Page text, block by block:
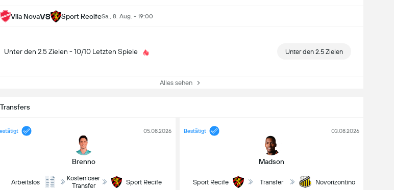
Vila NovaVS Sport RecifeSa., 8. Aug. - 19:00
Unter den 2.5 Zielen - 10/10 Letzten Spiele Unter den 2.5 Zielen
Alles sehen
Transfers
Brenno
05.08.2026
Arbeitslos
Kostenloser
Transfer
Sport Recife
Bestätigt
Madson
03.08.2026
Sport Recife Transfer Novorizontino